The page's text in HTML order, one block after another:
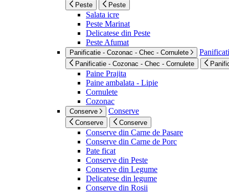
Peste Peste
Salata icre
Peste Marinat
Delicatese din Peste
Peste Afumat
Panificatie - Cozonac - Chec - Cornulete
Panificatie - Cozonac - Chec - Cornulete
Paine Prajita
Paine ambalata - Lipie
Cornulete
Cozonac
Conserve Conserve
Conserve Conserve
Conserve din Carne de Pasare
Conserve din Carne de Porc
Pate ficat
Conserve din Peste
Conserve din Legume
Delicatese din legume
Conserve din Rosii